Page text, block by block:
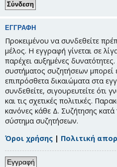
ΕΓΓΡΑΦΉ
Προκειμένου να συνδεθείτε
μέλος. Η εγγραφή γίνεται σε
παρέχει αυξημένες δυνατότητες.
συστήματος συζητήσεων μπορεί
επιπρόσθετα δικαιώματα στα
συνδεθείτε, σιγουρευτείτε ότι
και τις σχετικές πολιτικές.
κανόνες κάθε Δ. Συζήτησης
σύστημα συζητήσεων.
Όροι χρήσης | Πολιτική
Εγγραφή